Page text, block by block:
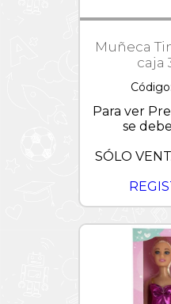
Muñeca
caja
Para ver
se
SÓLO